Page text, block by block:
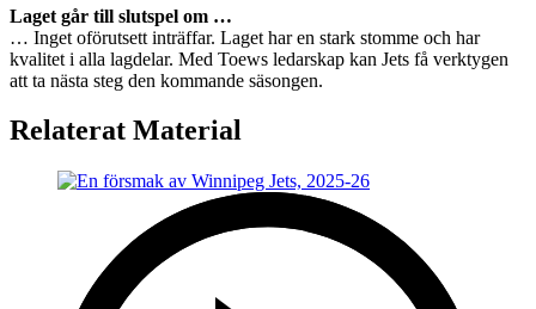
Laget går till slutspel om …
… Inget oförutsett inträffar. Laget har en stark stomme och har
kvalitet i alla lagdelar. Med Toews ledarskap kan Jets få verktygen
att ta nästa steg den kommande säsongen.
Relaterat Material